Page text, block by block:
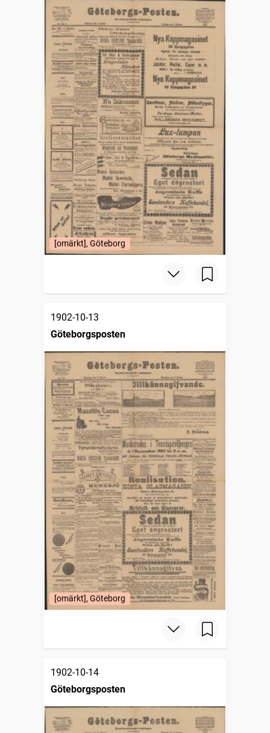
[omärkt], Göteborg
1902-10-13
Göteborgsposten
[omärkt], Göteborg
1902-10-14
Göteborgsposten